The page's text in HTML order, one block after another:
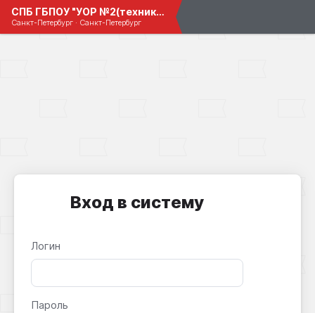
СПБ ГБПОУ "УОР №2(техникум)"
Санкт-Петербург · Санкт-Петербург
Вход в систему
Логин
Пароль